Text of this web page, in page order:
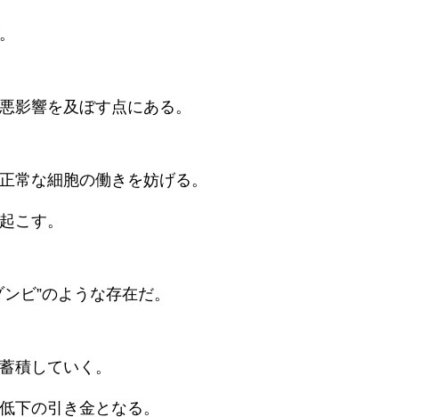
影響を及ぼす点にある。
常な細胞の働きを妨げる。
こす。
ビ”のような存在だ。
積していく。
下の引き金となる。